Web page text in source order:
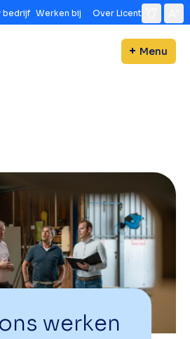
bedrijf Werken bij Over Licent
Menu
werken